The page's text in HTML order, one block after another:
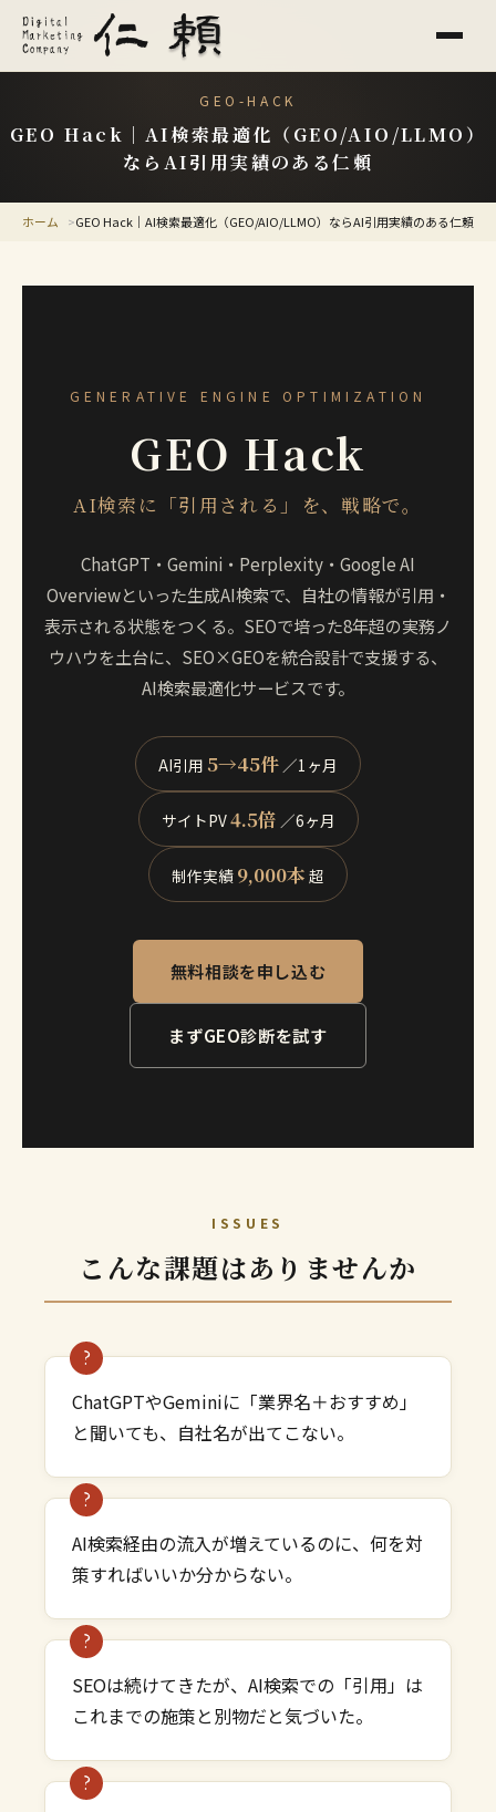
GEO-HACK
GEO Hack｜AI検索最適化（GEO/AIO/LLMO）
ならAI引用実績のある仁頼
ホーム GEO Hack｜AI検索最適化（GEO/AIO/LLMO）ならAI引用実績のある仁頼
GENERATIVE ENGINE OPTIMIZATION
GEO Hack
AI検索に「引用される」を、戦略で。
ChatGPT・Gemini・Perplexity・Google AI
Overviewといった生成AI検索で、自社の情報が引用・
表示される状態をつくる。SEOで培った8年超の実務ノ
ウハウを土台に、SEO×GEOを統合設計で支援する、
AI検索最適化サービスです。
AI引用 5→45件 ／1ヶ月
サイトPV4.5倍 ／6ヶ月
制作実績 9,000本 超
無料相談を申し込む
まずGEO診断を試す
ISSUES
こんな課題はありませんか
ChatGPTやGeminiに「業界名＋おすすめ」
と聞いても、自社名が出てこない。
AI検索経由の流入が増えているのに、何を対
策すればいいか分からない。
SEOは続けてきたが、AI検索での「引用」は
これまでの施策と別物だと気づいた。